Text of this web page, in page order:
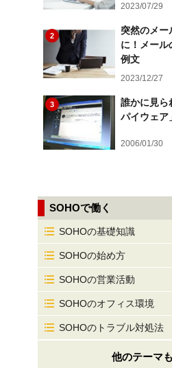
2023/07/29
2
突然のメー
に！メール
例文
2023/12/27
3
誰かに見ら
パイウェア
2006/01/30
SOHOで働く
SOHOの基礎知識
SOHOの始め方
SOHOの営業活動
SOHOのオフィス環境
SOHOのトラブル対処法
他のテーマ